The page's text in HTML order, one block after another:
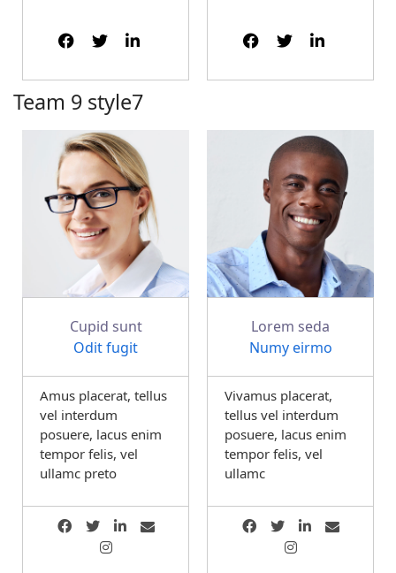
Team 9 style7
Cupid sunt
Odit fugit
Amus placerat, tellus
vel interdum
posuere, lacus enim
tempor felis, vel
ullamc preto
Lorem seda
Numy eirmo
Vivamus placerat,
tellus vel interdum
posuere, lacus enim
tempor felis, vel
ullamc